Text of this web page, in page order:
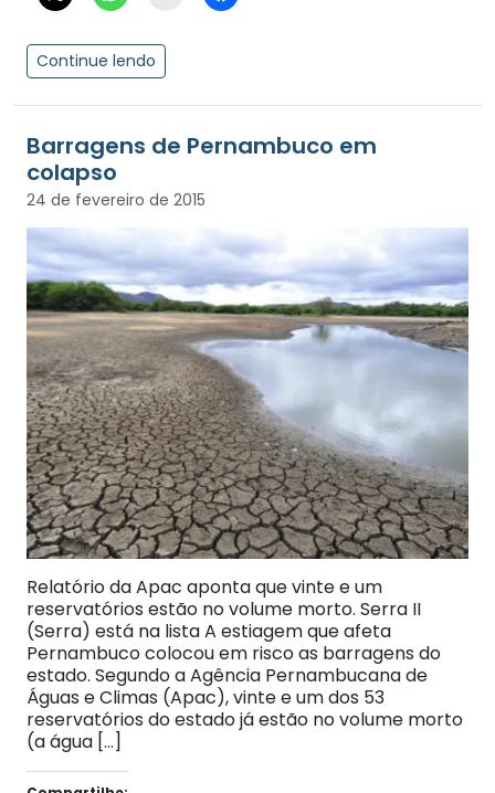
Continue lendo
Barragens de Pernambuco em
colapso
24 de fevereiro de 2015
Relatório da Apac aponta que vinte e um
reservatórios estão no volume morto. Serra II
(Serra) está na lista A estiagem que afeta
Pernambuco colocou em risco as barragens do
estado. Segundo a Agência Pernambucana de
Águas e Climas (Apac), vinte e um dos 53
reservatórios do estado já estão no volume morto
(a água […]